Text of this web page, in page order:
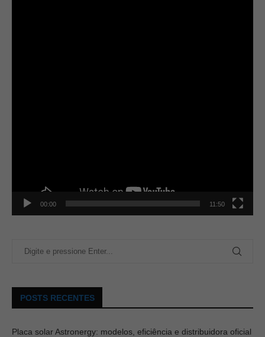
00:00 11:50
POSTS RECENTES
Placa solar Astronergy: modelos, eficiência e distribuidora oficial